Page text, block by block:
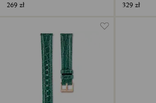
269 zł 329 zł